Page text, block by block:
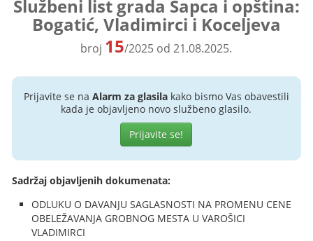
Službeni list grada Šapca i opština:
Bogatić, Vladimirci i Koceljeva
broj 15/2025 od 21.08.2025.
Prijavite se na Alarm za glasilakako bismo Vas obavestili
kada je objavljeno novo službeno glasilo.
Prijavite se!
Sadržaj objavljenih dokumenata:
ODLUKU O DAVANJU SAGLASNOSTI NA PROMENU CENE
OBELEŽAVANJA GROBNOG MESTA U VAROŠICI
VLADIMIRCI